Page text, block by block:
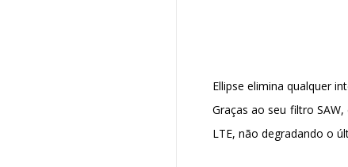
Ellipse elimina qualquer
Graças ao seu filtro
LTE, não degradando o